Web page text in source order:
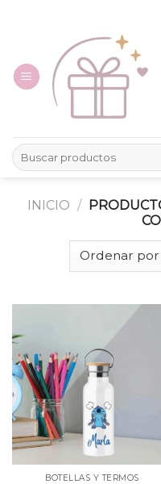
Buscar
por:
INICIO /
BOTELLAS Y TERMOS